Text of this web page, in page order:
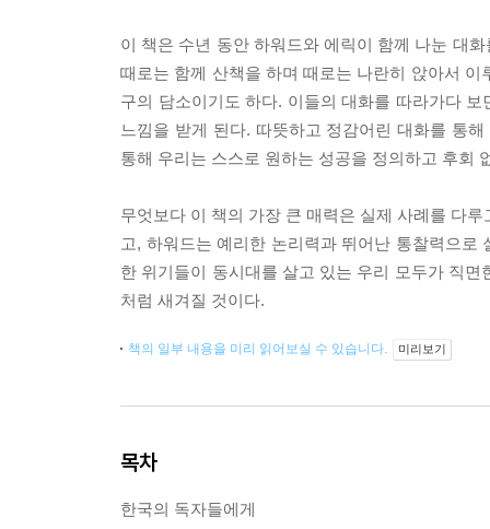
이 책은 수년 동안 하워드와 에릭이 함께 나눈 대
때로는 함께 산책을 하며 때로는 나란히 앉아서
구의 담소이기도 하다. 이들의 대화를 따라가다
느낌을 받게 된다. 따뜻하고 정감어린 대화를 통
통해 우리는 스스로 원하는 성공을 정의하고 후회
무엇보다 이 책의 가장 큰 매력은 실제 사례를 다
고, 하워드는 예리한 논리력과 뛰어난 통찰력으
한 위기들이 동시대를 살고 있는 우리 모두가 직
처럼 새겨질 것이다.
책의 일부 내용을 미리 읽어보실 수 있습니다. 미리보기
목차
한국의 독자들에게